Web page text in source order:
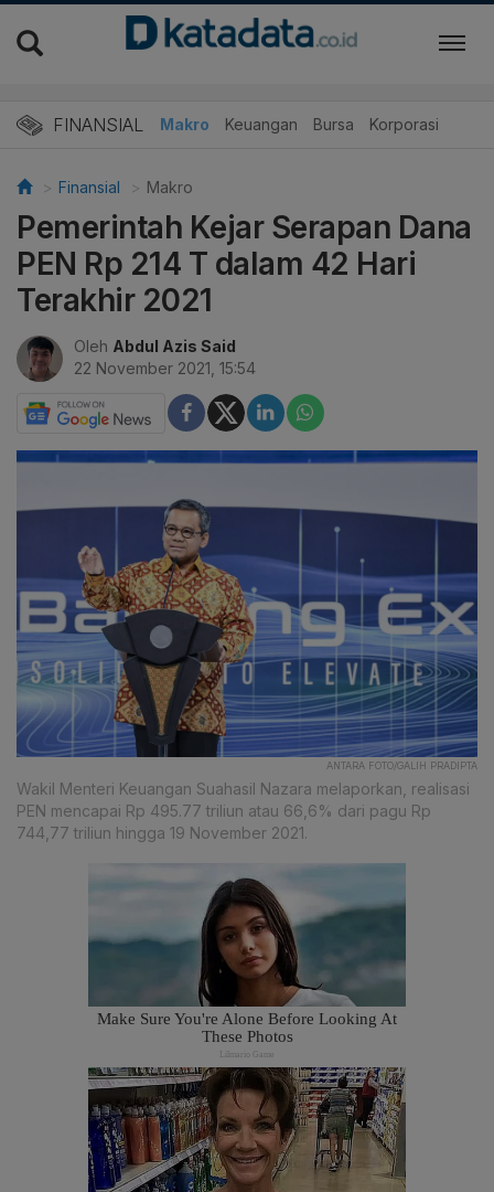
FINANSIAL Makro Keuangan Bursa Korporasi
Finansial Makro
Pemerintah Kejar Serapan Dana
PEN Rp 214 T dalam 42 Hari
Terakhir 2021
Oleh Abdul Azis Said
22 November 2021, 15:54
ANTARA FOTO/GALIH PRADIPTA
Wakil Menteri Keuangan Suahasil Nazara melaporkan, realisasi
PEN mencapai Rp 495.77 triliun atau 66,6% dari pagu Rp
744,77 triliun hingga 19 November 2021.